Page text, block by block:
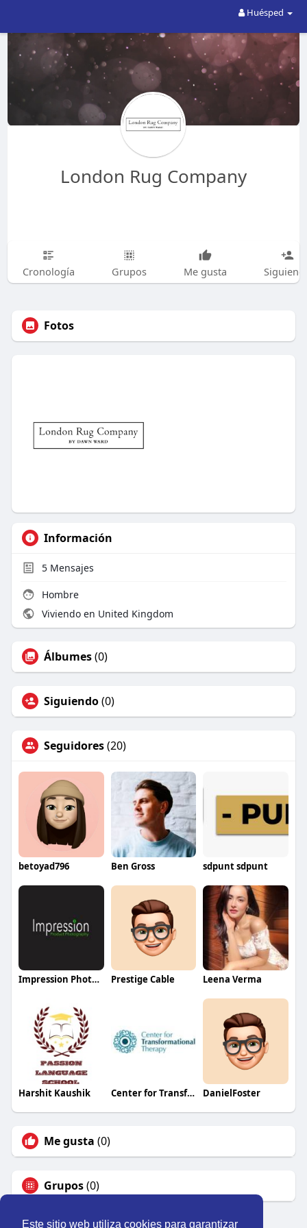
Este sitio web utiliza cookies para garantizar
Huésped
London Rug Company
Cronología Grupos Me gusta
Fotos
Información
5Mensajes
Hombre
Viviendo en United Kingdom
Álbumes(0)
Siguiendo(0)
Seguidores(20)
betoyad796 Ben Gross sdpunt sdpunt
Impression Photography Prestige Cable Leena Verma
Harshit Kaushik Center for Transformational Therapy DanielFoster
Me gusta (0)
Grupos(0)